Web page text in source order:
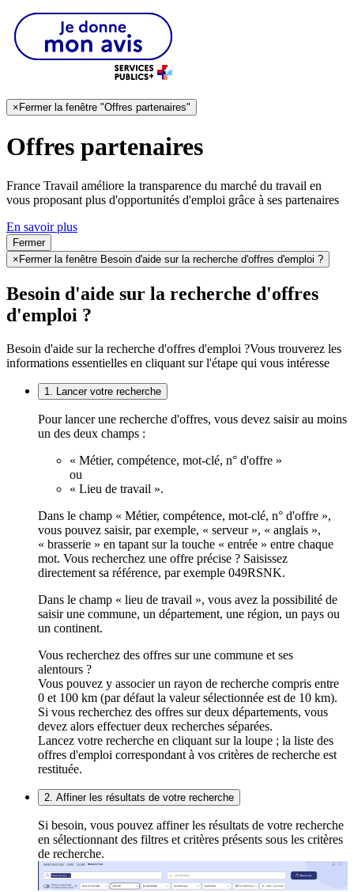
× Fermer la fenêtre "Offres partenaires"
Offres partenaires
France Travail améliore la transparence du marché du travail en
vous proposant plus d'opportunités d'emploi grâce à ses partenaires
En savoir plus
Fermer
×Fermer la fenêtre Besoin d'aide sur la recherche d'offres d'emploi ?
Besoin d'aide sur la recherche d'offres
d'emploi ?
Besoin d'aide sur la recherche d'offres d'emploi ?Vous trouverez les
informations essentielles en cliquant sur l'étape qui vous intéresse
1. Lancer votre recherche
Pour lancer une recherche d'offres, vous devez saisir au moins
un des deux champs :
« Métier, compétence, mot-clé, n° d'offre »
ou
« Lieu de travail ».
Dans le champ « Métier, compétence, mot-clé, n° d'offre »,
vous pouvez saisir, par exemple, « serveur », « anglais »,
« brasserie » en tapant sur la touche « entrée » entre chaque
mot. Vous recherchez une offre précise ? Saisissez
directement sa référence, par exemple 049RSNK.
Dans le champ « lieu de travail », vous avez la possibilité de
saisir une commune, un département, une région, un pays ou
un continent.
Vous recherchez des offres sur une commune et ses
alentours ?
Vous pouvez y associer un rayon de recherche compris entre
0 et 100 km (par défaut la valeur sélectionnée est de 10 km).
Si vous recherchez des offres sur deux départements, vous
devez alors effectuer deux recherches séparées.
Lancez votre recherche en cliquant sur la loupe ; la liste des
offres d'emploi correspondant à vos critères de recherche est
restituée.
2. Affiner les résultats de votre recherche
Si besoin, vous pouvez affiner les résultats de votre recherche
en sélectionnant des filtres et critères présents sous les critères
de recherche.